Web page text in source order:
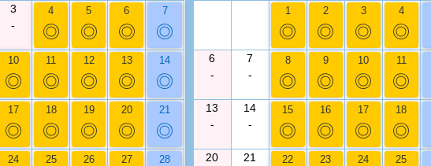
3
-
4
◎
5
◎
6
◎
7
◎
10
◎
11
◎
12
◎
13
◎
14
◎
17
◎
18
◎
19
◎
20
◎
21
◎
24 25 26 27 28
1
◎
2
◎
3
◎
4
◎
6
-
7
-
8
◎
9
◎
10
◎
11
◎
13
-
14
-
15
◎
16
◎
17
◎
18
◎
20
21
22 23 24 25